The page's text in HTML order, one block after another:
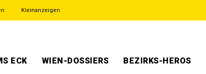
Kleinanzeigen
ECK WIEN-DOSSIERS BEZIRKS-HEROS